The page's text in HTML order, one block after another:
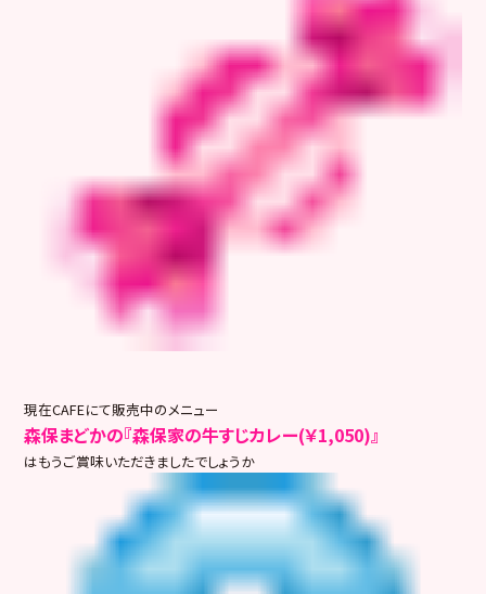
現在CAFEにて販売中のメニュー
森保まどかの『森保家の牛すじカレー(￥1,050)』
はもうご賞味いただきましたでしょうか